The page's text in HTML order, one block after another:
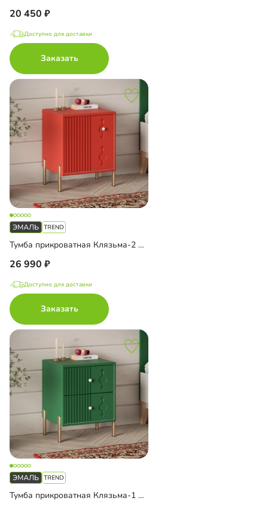
20 450
Доступно для доставки
Заказать
Тумба прикроватная Клязьма-2 Эмаль
26 990
Доступно для доставки
Заказать
Тумба прикроватная Клязьма-1 Эмаль